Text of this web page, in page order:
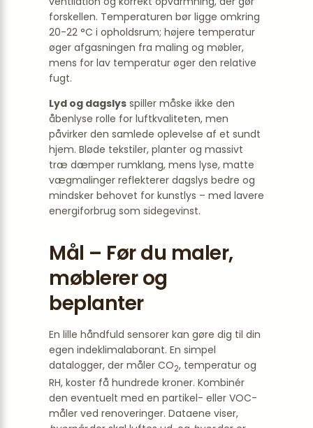
forskellen. Temperaturen bør ligge omkring
20-22 °C i opholdsrum; højere temperatur
øger afgasningen fra maling og møbler,
mens for lav temperatur øger den relative
fugt.
Lyd og dagslys spiller måske ikke den
åbenlyse rolle for luftkvaliteten, men
påvirker den samlede oplevelse af et sundt
hjem. Bløde tekstiler, planter og massivt
træ dæmper rumklang, mens lyse, matte
vægmalinger reflekterer dagslys bedre og
mindsker behovet for kunstlys – med lavere
energiforbrug som sidegevinst.
Mål – Før du maler,
møblerer og
beplanter
En lille håndfuld sensorer kan gøre dig til din
egen indeklimalaborant. En simpel
datalogger, der måler CO2, temperatur og
RH, koster få hundrede kroner. Kombinér
den eventuelt med en partikel- eller VOC-
måler ved renoveringer. Dataene viser,